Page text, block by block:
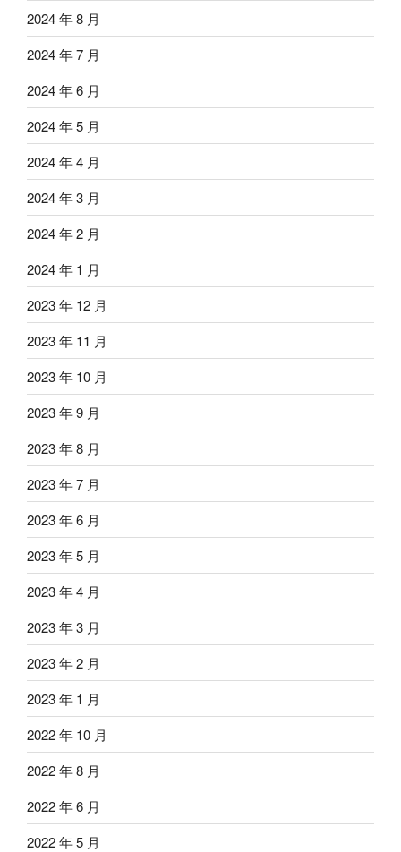
2024 年 8 月
2024 年 7 月
2024 年 6 月
2024 年 5 月
2024 年 4 月
2024 年 3 月
2024 年 2 月
2024 年 1 月
2023 年 12 月
2023 年 11 月
2023 年 10 月
2023 年 9 月
2023 年 8 月
2023 年 7 月
2023 年 6 月
2023 年 5 月
2023 年 4 月
2023 年 3 月
2023 年 2 月
2023 年 1 月
2022 年 10 月
2022 年 8 月
2022 年 6 月
2022 年 5 月